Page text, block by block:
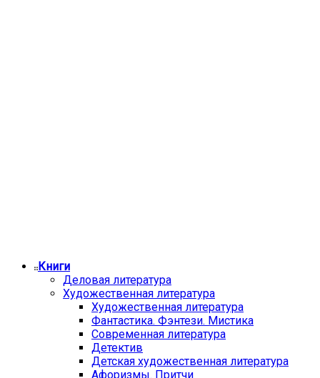
Книги
Деловая литература
Художественная литература
Художественная литература
Фантастика. Фэнтези. Мистика
Современная литература
Детектив
Детская художественная литература
Афоризмы. Притчи